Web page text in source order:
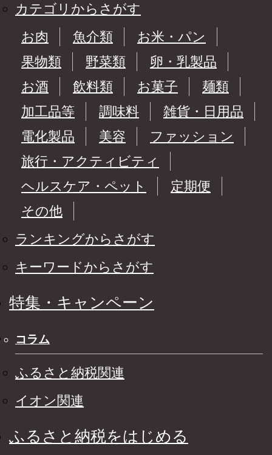
カテゴリからさがす
お肉
魚介類
お米・パン
果物類
野菜類
卵・乳製品
お酒
飲料類 お菓子
麺類
加工品等
調味料
雑貨・日用品
電化製品
美容
ファッション
旅行・アクティビティ
ヘルスケア・ペット
定期便
その他
ランキングからさがす
キーワードからさがす
特集・キャンペーン
コラム
ふるさと納税関連
イオン関連
ふるさと納税をはじめる